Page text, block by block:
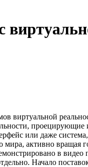
виртуальной
проецирующие
или даже
мира, активно
в
Начало